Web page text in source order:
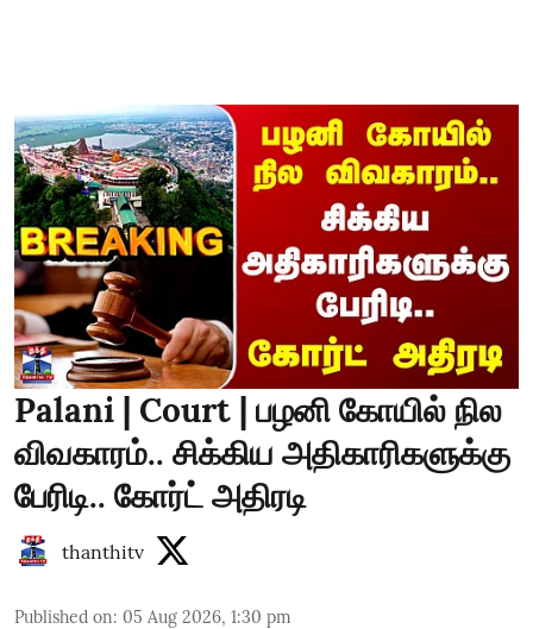
Palani | Court | பழனி கோயில் நில
விவகாரம்.. சிக்கிய அதிகாரிகளுக்கு
பேரிடி.. கோர்ட் அதிரடி
thanthitv
Published on: 05 Aug 2026, 1:30 pm